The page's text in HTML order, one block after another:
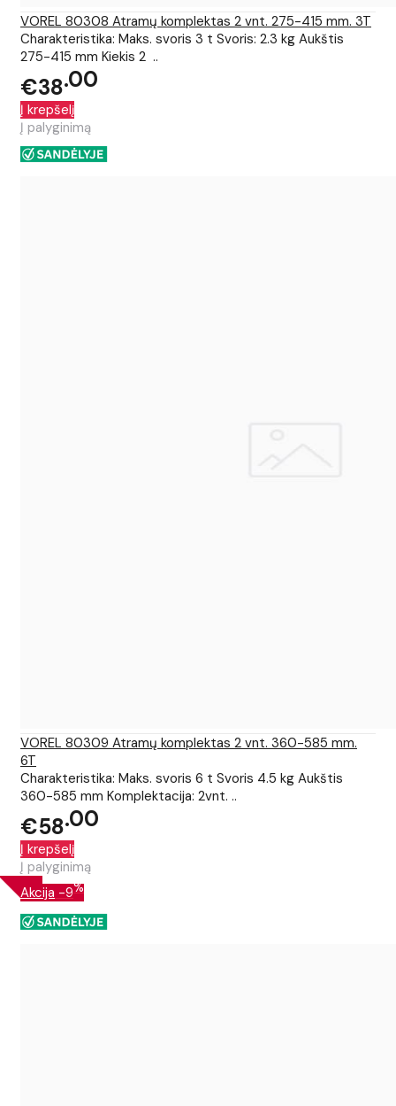
VOREL 80308 Atramų komplektas 2 vnt. 275-415 mm. 3T
Charakteristika: Maks. svoris 3 t Svoris: 2.3 kg Aukštis
275-415 mm Kiekis 2 ..
€38 00
Į krepšelį
Į palyginimą
VOREL 80309 Atramų komplektas 2 vnt. 360-585 mm.
6T
Charakteristika: Maks. svoris 6 t Svoris 4.5 kg Aukštis
360-585 mm Komplektacija: 2vnt. ..
€58 00
Į krepšelį
Į palyginimą
Akcija -9%